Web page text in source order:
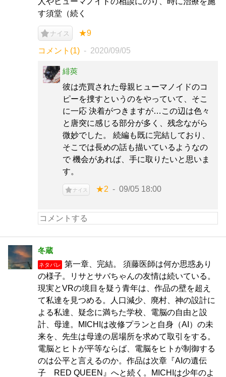
す須堂（続く
ナイス ★9
コメント(1) 2020/09/05
緋莢
彼は売買された母親ヒューマノイドのコ
ピーを捜すというのをやっていて、そこ
に一応 決着がつきますが…この辺は色々
と唐突に感じる部分が多く、残念ながら
微妙でした。 続編も既に完結しており、
そこでは長めの話も描いているようなの
で 機会があれば、手に取りたいと思いま
す。
ナイス ★2 09/05 18:00
冬蔵
ネタバレ
第一章、完結。 須藤医師は何か思惑あり
の様子。リサとサバちゃんの友情は続いている。
現実とVRの境目を疑う青年は、作品の壁を超え
て私達を見つめる。人口減少、廃村、神の設計に
よる私達、疑念に満ちた学校、電脳の自由と設
計、母達。MICHIは改修プランと自身（AI）の未
来を、先生は母達の居場所を求めて取引をする。
電脳とヒトが平等ならば、電脳をヒトが制御する
のは公平と言えるのか。作品は次章『AIの遺伝
子 RED QUEEN』へと続く。MICHIは少年のよ